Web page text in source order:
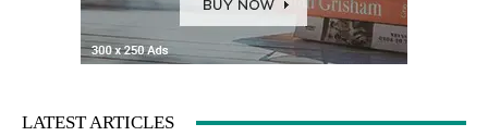
LATEST ARTICLES